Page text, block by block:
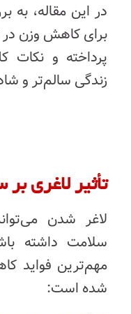
در این مقاله،
برای کاهش وزن
پرداخته و نکات
زندگی سالم‌تر و
تأثیر لاغری
لاغر شدن
سلامت داشته
مهم‌ترین فواید
شده است: